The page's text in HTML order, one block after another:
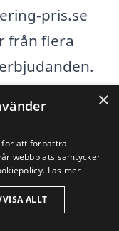
pris.se
från flera
möjlighet att
bäst för dina
utan
×
för att förbättra
webbplats samtycker
Läs mer
ALLT